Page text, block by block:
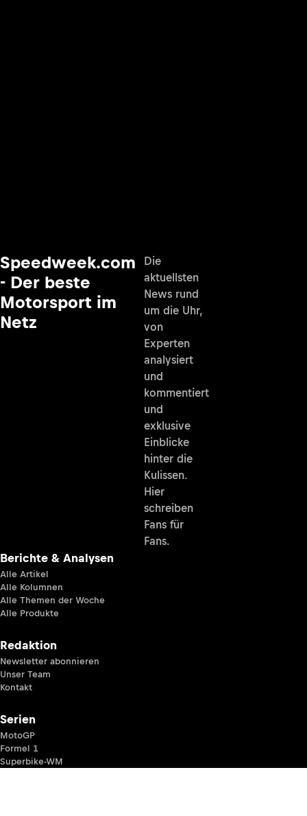
Speedweek.com
- Der beste
Motorsport im
Netz
Die
aktuellsten
News rund
um die Uhr,
von
Experten
analysiert
und
kommentiert
und
exklusive
Einblicke
hinter die
Kulissen.
Hier
schreiben
Fans für
Fans.
Berichte & Analysen
Alle Artikel
Alle Kolumnen
Alle Themen der Woche
Alle Produkte
Redaktion
Newsletter abonnieren
Unser Team
Kontakt
Serien
MotoGP
Formel 1
Superbike-WM